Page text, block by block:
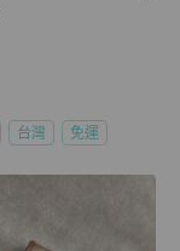
台灣 免運